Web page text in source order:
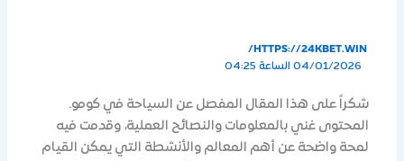
HTTPS://24KBET.WIN/
04/01/2026 الساعة 04:25
شكراً على هذا المقال المفصل عن السياحة في كومو.
المحتوى غني بالمعلومات والنصائح العملية، وقدمت فيه
لمحة واضحة عن أهم المعالم والأنشطة التي يمكن القيام